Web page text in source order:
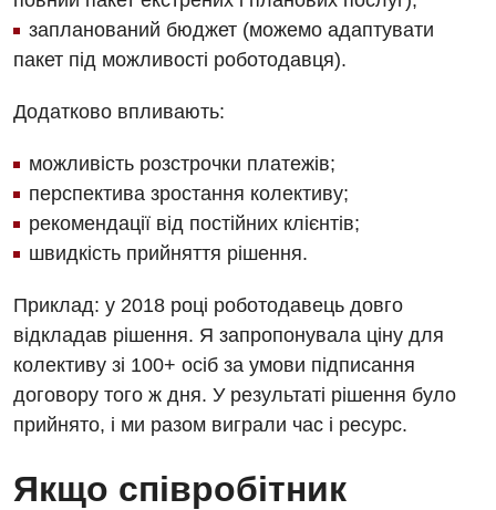
Судинна хірургія
Терапевтичне відділення
Терапія
Травматологічне відділення
Травматологія і ортопедія
Урологічне відділення
Урологія
Фізіотерапія
Дитяча алергологія
запланований бюджет (можемо адаптувати
пакет під можливості роботодавця).
Додатково впливають:
можливість розстрочки платежів;
перспектива зростання колективу;
рекомендації від постійних клієнтів;
швидкість прийняття рішення.
Приклад: у 2018 році роботодавець довго
відкладав рішення. Я запропонувала ціну для
колективу зі 100+ осіб за умови підписання
договору того ж дня. У результаті рішення було
прийнято, і ми разом виграли час і ресурс.
Якщо співробітник